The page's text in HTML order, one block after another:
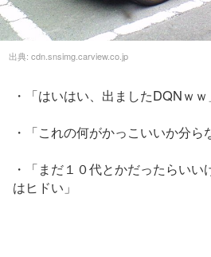
出典: cdn.snsimg.carview.co.jp
・「はいはい、出ましたDQNｗｗ
・「これの何がかっこいいか分ら
・「まだ１０代とかだったらい
はヒドい」